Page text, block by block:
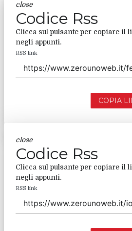
close
Codice Rss
Clicca sul pulsante per copiare il
negli appunti.
RSS link
COPIA
close
Codice Rss
Clicca sul pulsante per copiare il
negli appunti.
RSS link